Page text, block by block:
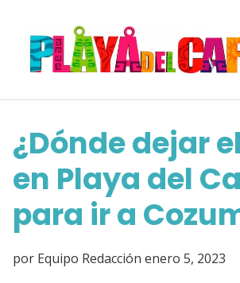
contenido
¿Dónde dejar
en Playa del
para ir a
por Equipo Redacción enero 5, 2023